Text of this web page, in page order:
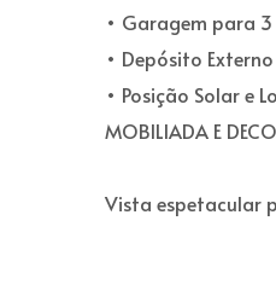
• Garagem para
• Depósito
• Posição Solar e
MOBILIADA E
Vista espetacular